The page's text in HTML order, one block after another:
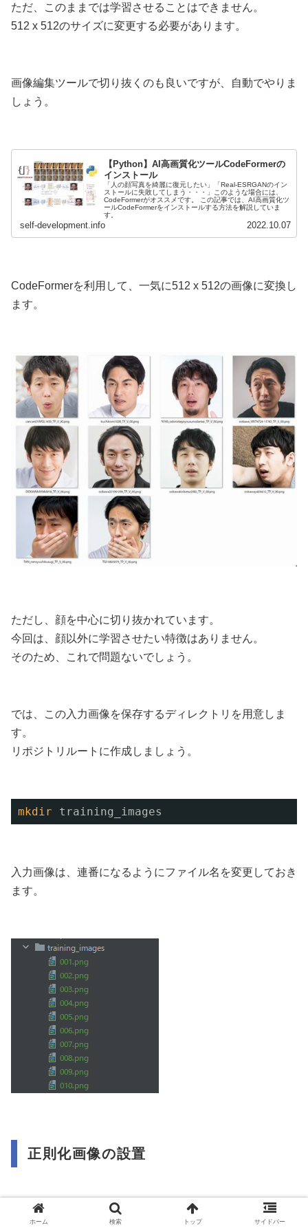
ただ、このままでは学習させることはできません。
512 x 512のサイズに変更する必要があります。
画像編集ツールで切り抜くのも良いですが、自動でやりま
しょう。
【Python】AI高画質化ツールCodeFormerの
インストール
「人の顔写真を綺麗に復元したい」「Real-ESRGANのイン
ストールに失敗してしまう・・・」このような場合には、
CodeFormerがオススメです。 この記事では、AI高画質化ツ
ールCodeFormerをインストールする方法を解説していま
す。
self-development.info 2022.10.07
CodeFormerを利用して、一気に512 x 512の画像に変換し
ます。
ただし、顔を中心に切り抜かれています。
今回は、顔以外に学習させたい特徴はありません。
そのため、これで問題ないでしょう。
では、この入力画像を保存するディレクトリを用意しま
す。
リポジトリルートに作成しましょう。
mkdir training_images
入力画像は、連番になるようにファイル名を変更しておき
ます。
正則化画像の設置
正則化とは、過学習を防ぐための手法のことです。
ホーム 検索 トップ サイドバー